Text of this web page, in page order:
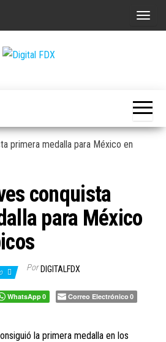
A
n
a
conquista
para México
Por DIGITALFDX
WhatsApp0 Correo Electrónico 0
la primera medalla en los